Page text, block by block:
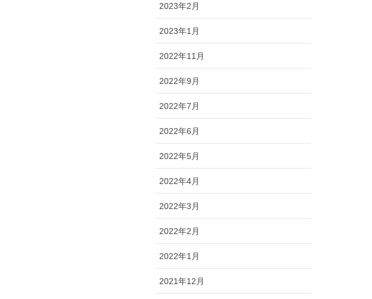
2023年2月
2023年1月
2022年11月
2022年9月
2022年7月
2022年6月
2022年5月
2022年4月
2022年3月
2022年2月
2022年1月
2021年12月